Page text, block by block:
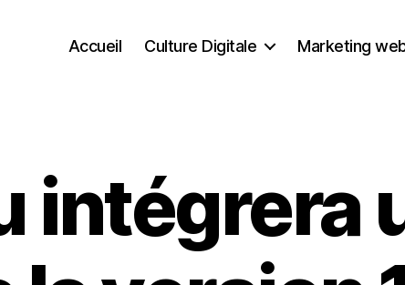
Accueil Culture Digitale Marketing
intégrera